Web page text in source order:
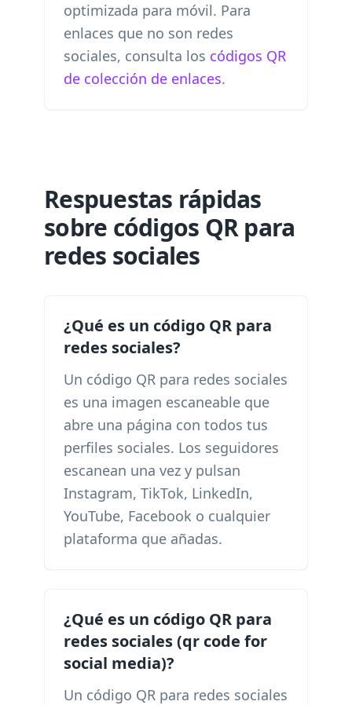
optimizada para móvil. Para
enlaces que no son redes
sociales, consulta los códigos QR
de colección de enlaces.
Respuestas rápidas
sobre códigos QR para
redes sociales
¿Qué es un código QR para
redes sociales?
Un código QR para redes sociales
es una imagen escaneable que
abre una página con todos tus
perfiles sociales. Los seguidores
escanean una vez y pulsan
Instagram, TikTok, LinkedIn,
YouTube, Facebook o cualquier
plataforma que añadas.
¿Qué es un código QR para
redes sociales (qr code for
social media)?
Un código QR para redes sociales